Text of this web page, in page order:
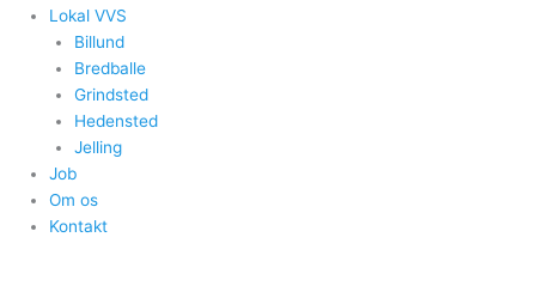
Lokal VVS
Billund
Bredballe
Grindsted
Hedensted
Jelling
Job
Om os
Kontakt